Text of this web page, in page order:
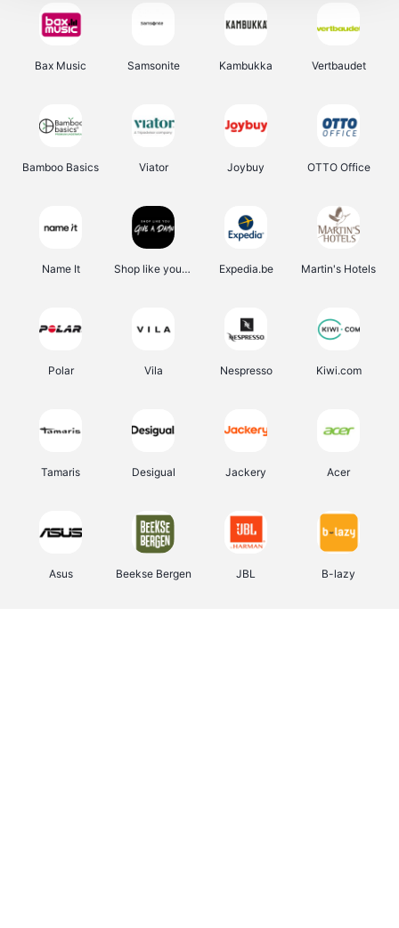
Bax Music Samsonite Kambukka Vertbaudet
Bamboo Basics Viator Joybuy OTTO Office
Name It Shop like you Give A Damn Expedia.be Martin's Hotels
Polar Vila Nespresso Kiwi.com
Tamaris Desigual Jackery Acer
Asus Beekse Bergen JBL B-lazy